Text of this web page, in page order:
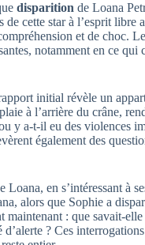
disparition de Loana
cette star à l’esprit libre
et de choc.
notamment en ce qui
initial révèle un
à l’arrière du crâne,
y a-t-il eu des violences
également des
en s’intéressant à
alors que Sophie a
maintenant : que savait-
? Ces